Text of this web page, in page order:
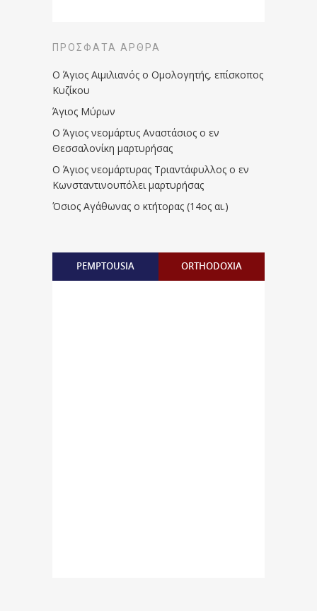
ΠΡΌΣΦΑΤΑ ΆΡΘΡΑ
Ο Άγιος Αιμιλιανός ο Ομολογητής, επίσκοπος
Κυζίκου
Άγιος Μύρων
Ο Άγιος νεομάρτυς Αναστάσιος ο εν
Θεσσαλονίκη μαρτυρήσας
Ο Άγιος νεομάρτυρας Τριαντάφυλλος ο εν
Κωνσταντινουπόλει μαρτυρήσας
Όσιος Αγάθωνας ο κτήτορας (14ος αι.)
PEMPTOUSIA ORTHODOXIA